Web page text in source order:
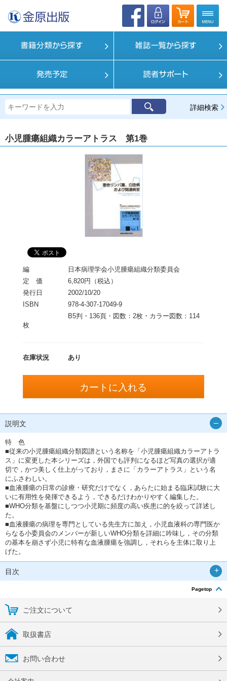
詳細検索
小児腫瘍組織カラーアトラス 第1巻
編
日本病理学会小児腫瘍組織分類委員会
定 価
6,820円（税込）
発行日
2002/10/20
ISBN
978-4-307-17049-9
B5判・136頁・図数：2枚・カラー図数：114
枚
在庫状況 あり
説明文
特 色
■従来の小児腫瘍組織分類図譜という名称を「小児腫瘍組織カラーアトラ
ス」に変更した本シリーズは，外国でも評判になるほど写真の選択が適
切で，かつ美しく仕上がっており，まさに「カラーアトラス」という名
にふさわしい。
■血液腫瘍の日常の診療・研究だけでなく，あらたに始まる臨床試験に大
いに有用性を発揮できるよう，できるだけわかりやすく編集した。
■WHO分類を基盤にしつつ小児期に頻度の高い疾患に的を絞って詳述し
た。
■血液腫瘍の病理を専門としている先生方に加え，小児血液科の専門医か
らなる小委員会のメンバーが新しいWHO分類を詳細に吟味し，その分類
の基本を崩さず小児に特有な血液腫瘍を強調し，それらを主体に取り上
げた。
目次
Pagetop
ご注文について
取扱書店
お問い合わせ